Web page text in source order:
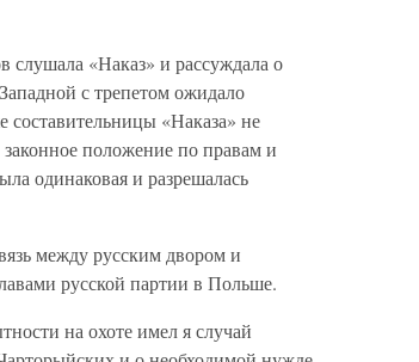
слушала «Наказ» и рассуждала о
с трепетом ожидало
«Наказа» не
положение по правам и
одинаковая и разрешалась
между русским двором и
русской партии в Польше.
на охоте имел я случай